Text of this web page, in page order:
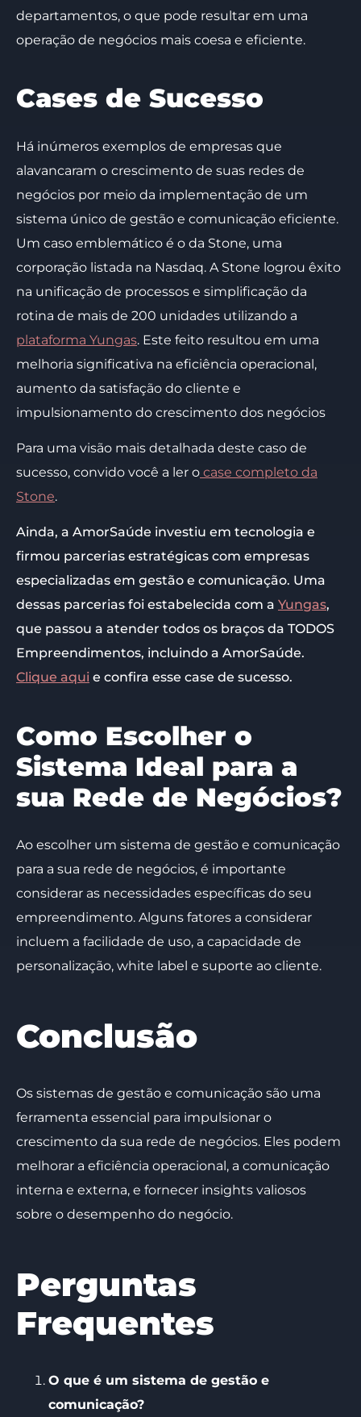
departamentos, o que pode resultar em uma
operação de negócios mais coesa e eficiente.
Cases de Sucesso
Há inúmeros exemplos de empresas que
alavancaram o crescimento de suas redes de
negócios por meio da implementação de um
sistema único de gestão e comunicação eficiente.
Um caso emblemático é o da Stone, uma
corporação listada na Nasdaq. A Stone logrou êxito
na unificação de processos e simplificação da
rotina de mais de 200 unidades utilizando a
plataforma Yungas. Este feito resultou em uma
melhoria significativa na eficiência operacional,
aumento da satisfação do cliente e
impulsionamento do crescimento dos negócios
Para uma visão mais detalhada deste caso de
sucesso, convido você a ler o case completo da
Stone.
Ainda, a AmorSaúde investiu em tecnologia e
firmou parcerias estratégicas com empresas
especializadas em gestão e comunicação. Uma
dessas parcerias foi estabelecida com a Yungas,
que passou a atender todos os braços da TODOS
Empreendimentos, incluindo a AmorSaúde.
Clique aqui e confira esse case de sucesso.
Como Escolher o
Sistema Ideal para a
sua Rede de Negócios?
Ao escolher um sistema de gestão e comunicação
para a sua rede de negócios, é importante
considerar as necessidades específicas do seu
empreendimento. Alguns fatores a considerar
incluem a facilidade de uso, a capacidade de
personalização, white label e suporte ao cliente.
Conclusão
Os sistemas de gestão e comunicação são uma
ferramenta essencial para impulsionar o
crescimento da sua rede de negócios. Eles podem
melhorar a eficiência operacional, a comunicação
interna e externa, e fornecer insights valiosos
sobre o desempenho do negócio.
Perguntas
Frequentes
O que é um sistema de gestão e
comunicação?